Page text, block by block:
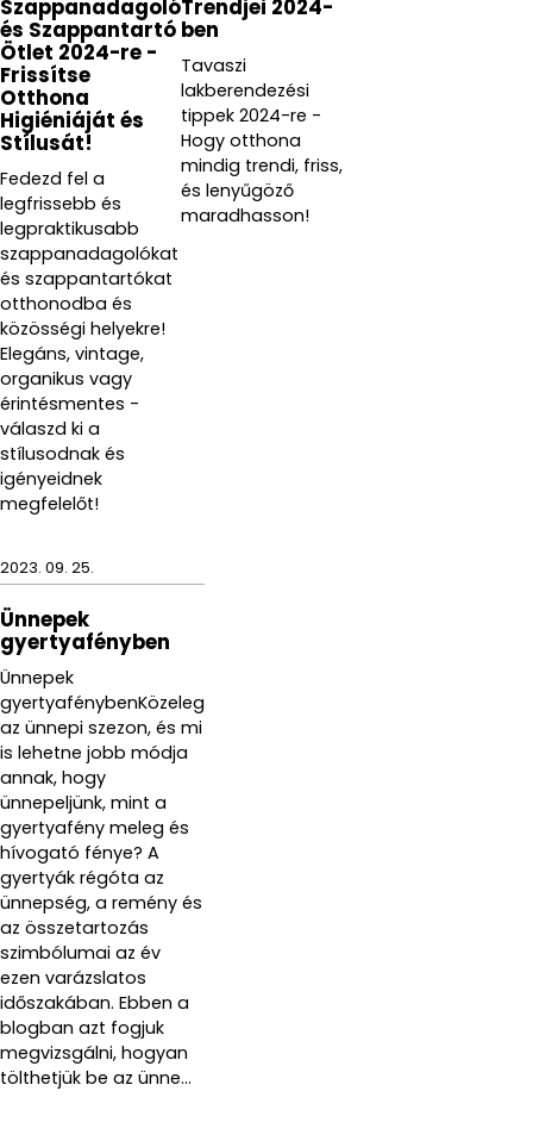
Szappanadagoló
és Szappantartó
Ötlet 2024-re -
Frissítse
Otthona
Higiéniáját és
Stílusát!
Fedezd fel a
legfrissebb és
legpraktikusabb
szappanadagolókat
és szappantartókat
otthonodba és
közösségi helyekre!
Elegáns, vintage,
organikus vagy
érintésmentes -
válaszd ki a
stílusodnak és
igényeidnek
megfelelőt!
Trendjei 2024-
ben
Tavaszi
lakberendezési
tippek 2024-re -
Hogy otthona
mindig trendi, friss,
és lenyűgöző
maradhasson!
2023. 09. 25.
Ünnepek
gyertyafényben
Ünnepek
gyertyafénybenKözeleg
az ünnepi szezon, és mi
is lehetne jobb módja
annak, hogy
ünnepeljünk, mint a
gyertyafény meleg és
hívogató fénye? A
gyertyák régóta az
ünnepség, a remény és
az összetartozás
szimbólumai az év
ezen varázslatos
időszakában. Ebben a
blogban azt fogjuk
megvizsgálni, hogyan
tölthetjük be az ünne...